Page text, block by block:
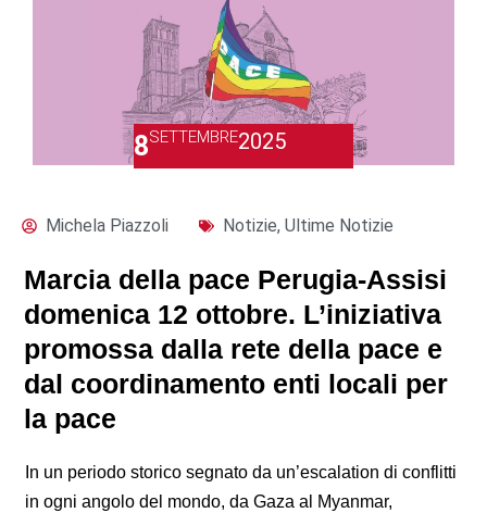
8SETTEMBRE2025
Michela Piazzoli Notizie, Ultime Notizie
Marcia della pace Perugia-Assisi
domenica 12 ottobre. L’iniziativa
promossa dalla rete della pace e
dal coordinamento enti locali per
la pace
In un periodo storico segnato da un’escalation di conflitti
in ogni angolo del mondo, da Gaza al Myanmar,